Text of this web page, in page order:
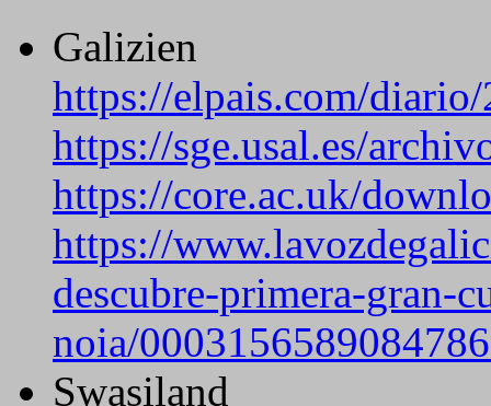
Galizien
https://elpais.com/
https://sge.usal.es/
https://core.ac.uk/
https://
descubre-primera-gran-
noia/
Swasiland